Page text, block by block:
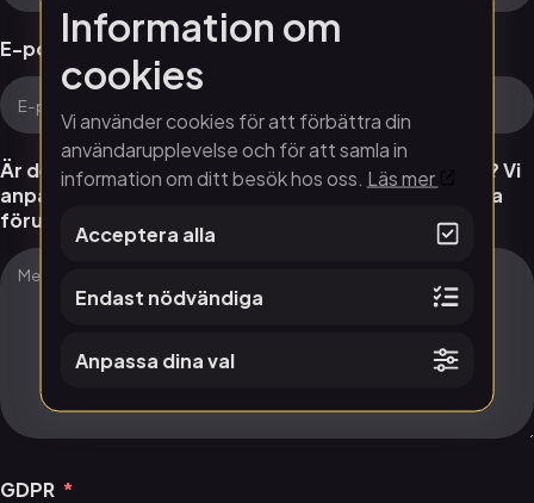
E-post
Är det något ni önskar att vi känner till om er grupp? Vi
anpassar vårt mottagande så gott vi kan utifrån era
förutsättningar
GDPR
Information om
cookies
Vi använder cookies för att förbättra din
användarupplevelse och för att samla in
information om ditt besök hos oss. Läs mer
Acceptera alla
Endast nödvändiga
Anpassa dina val